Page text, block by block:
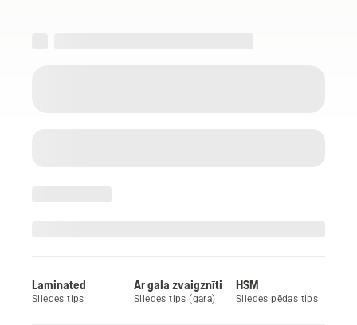
Laminated
Sliedes tips
Ar gala zvaigznīti
Sliedes tips (gara)
HSM
Sliedes pēdas tips